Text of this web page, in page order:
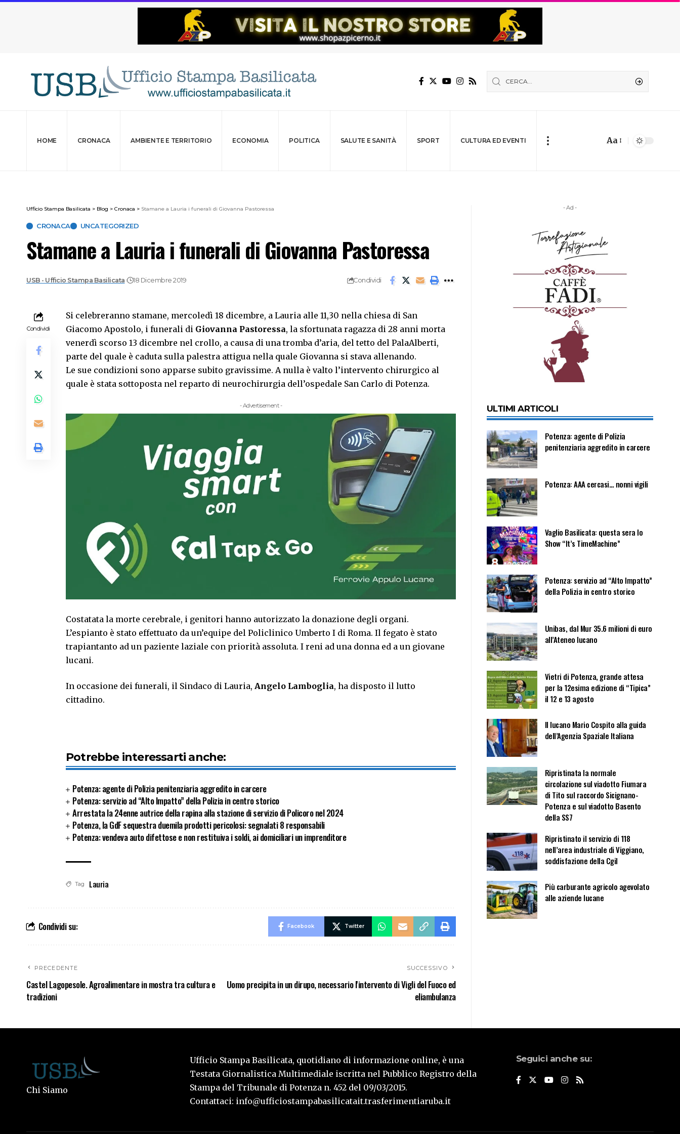
HOME CRONACA AMBIENTE E TERRITORIO ECONOMIA POLITICA SALUTE E SANITÀ SPORT CULTURA ED EVENTI Aa
Ufficio Stampa Basilicata > Blog > Cronaca > Stamane a Lauria i funerali di Giovanna Pastoressa
CRONACA UNCATEGORIZED
Stamane a Lauria i funerali di Giovanna Pastoressa
USB - Ufficio Stampa Basilicata 18 Dicembre 2019 Condividi
Condividi
Si celebreranno stamane, mercoledì 18 dicembre, a Lauria alle 11,30 nella chiesa di San
Giacomo Apostolo, i funerali di Giovanna Pastoressa, la sfortunata ragazza di 28 anni morta
venerdì scorso 13 dicembre nel crollo, a causa di una tromba d’aria, del tetto del PalaAlberti,
parte del quale è caduta sulla palestra attigua nella quale Giovanna si stava allenando.
Le sue condizioni sono apparse subito gravissime. A nulla è valto l’intervento chirurgico al
quale è stata sottoposta nel reparto di neurochirurgia dell’ospedale San Carlo di Potenza.
- Advertisement -
Costatata la morte cerebrale, i genitori hanno autorizzato la donazione degli organi.
L’espianto è stato effettuato da un’equipe del Policlinico Umberto I di Roma. Il fegato è stato
trapiantanto ad un paziente laziale con priorità assoluta. I reni ad una donna ed a un giovane
lucani.
In occasione dei funerali, il Sindaco di Lauria, Angelo Lamboglia, ha disposto il lutto
cittadino.
Potrebbe interessarti anche:
Potenza: agente di Polizia penitenziaria aggredito in carcere
Potenza: servizio ad “Alto Impatto” della Polizia in centro storico
Arrestata la 24enne autrice della rapina alla stazione di servizio di Policoro nel 2024
Potenza, la GdF sequestra duemila prodotti pericolosi: segnalati 8 responsabili
Potenza: vendeva auto difettose e non restituiva i soldi, ai domiciliari un imprenditore
Tag Lauria
Condividi su: Facebook Twitter
PRECEDENTE
Castel Lagopesole. Agroalimentare in mostra tra cultura e
tradizioni
SUCCESSIVO
Uomo precipita in un dirupo, necessario l'intervento di Vigli del Fuoco ed
eliambulanza
- Ad -
ULTIMI ARTICOLI
Potenza: agente di Polizia
penitenziaria aggredito in carcere
Potenza: AAA cercasi… nonni vigili
Vaglio Basilicata: questa sera lo
Show “It’s TimeMachine”
Potenza: servizio ad “Alto Impatto”
della Polizia in centro storico
Unibas, dal Mur 35.6 milioni di euro
all’Ateneo lucano
Vietri di Potenza, grande attesa
per la 12esima edizione di “Tipica”
il 12 e 13 agosto
Il lucano Mario Cospito alla guida
dell’Agenzia Spaziale Italiana
Ripristinata la normale
circolazione sul viadotto Fiumara
di Tito sul raccordo Sicignano-
Potenza e sul viadotto Basento
della SS7
Ripristinato il servizio di 118
nell’area industriale di Viggiano,
soddisfazione della Cgil
Più carburante agricolo agevolato
alle aziende lucane
Chi Siamo
Ufficio Stampa Basilicata, quotidiano di informazione online, è una
Testata Giornalistica Multimediale iscritta nel Pubblico Registro della
Stampa del Tribunale di Potenza n. 452 del 09/03/2015.
Contattaci: info@ufficiostampabasilicatait.trasferimentiaruba.it
Seguici anche su: